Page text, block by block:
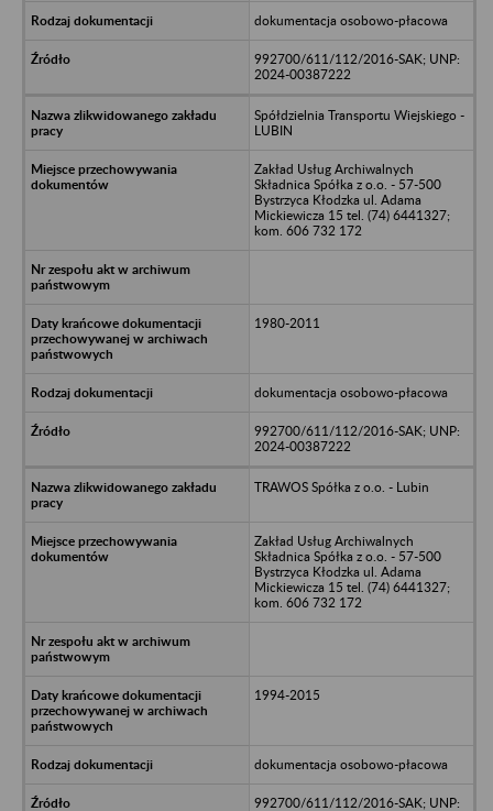
dokumentacja osobowo-płacowa
992700/611/112/2016-SAK; UNP:
2024-00387222
Spółdzielnia Transportu Wiejskiego -
LUBIN
Zakład Usług Archiwalnych
Składnica Spółka z o.o. - 57-500
Bystrzyca Kłodzka ul. Adama
Mickiewicza 15 tel. (74) 6441327;
kom. 606 732 172
1980-2011
dokumentacja osobowo-płacowa
992700/611/112/2016-SAK; UNP:
2024-00387222
TRAWOS Spółka z o.o. - Lubin
Zakład Usług Archiwalnych
Składnica Spółka z o.o. - 57-500
Bystrzyca Kłodzka ul. Adama
Mickiewicza 15 tel. (74) 6441327;
kom. 606 732 172
1994-2015
dokumentacja osobowo-płacowa
992700/611/112/2016-SAK; UNP: